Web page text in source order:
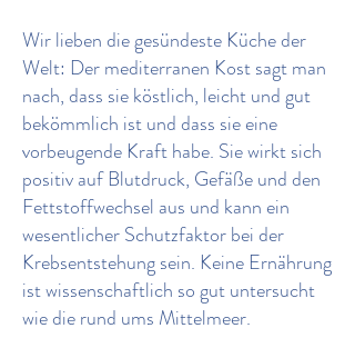
Wir lieben die gesündeste Küche der
Welt: Der mediterranen Kost sagt man
nach, dass sie köstlich, leicht und gut
bekömmlich ist und dass sie eine
vorbeugende Kraft habe. Sie wirkt sich
positiv auf Blutdruck, Gefäße und den
Fettstoffwechsel aus und kann ein
wesentlicher Schutzfaktor bei der
Krebsentstehung sein. Keine Ernährung
ist wissenschaftlich so gut untersucht
wie die rund ums Mittelmeer.